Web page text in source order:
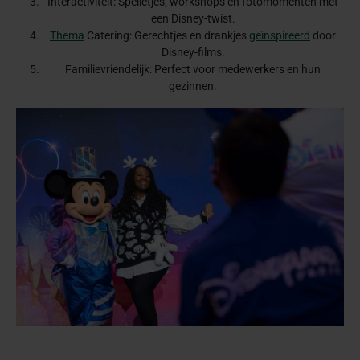
een Disney-twist.
Thema Catering: Gerechtjes en drankjes geïnspireerd door
Disney-films.
Familievriendelijk: Perfect voor medewerkers en hun
gezinnen.